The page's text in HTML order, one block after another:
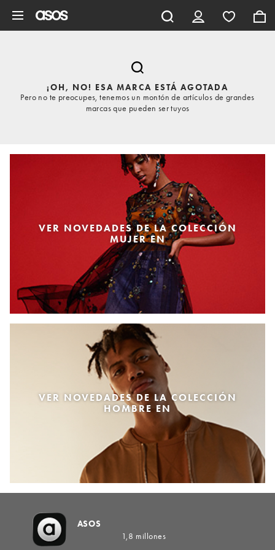
¡OH, NO! ESA MARCA ESTÁ AGOTADA
Pero no te preocupes, tenemos un montón de artículos de grandes
marcas que pueden ser tuyos
VER NOVEDADES DE LA COLECCIÓN
MUJER EN
VER NOVEDADES DE LA COLECCIÓN
HOMBRE EN
ASOS
1,8 millones